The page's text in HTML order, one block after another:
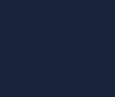
אמיתית:
את שני הצדדים בלי